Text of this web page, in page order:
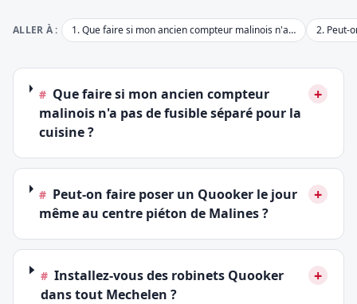
ALLER À : 1.Que faire si mon ancien compteur malinois n'a… 2. Peut-
# Que faire si mon ancien compteur
malinois n'a pas de fusible séparé pour la
cuisine ?
+
# Peut-on faire poser un Quooker le jour
même au centre piéton de Malines ?
+
# Installez-vous des robinets Quooker
dans tout Mechelen ?
+